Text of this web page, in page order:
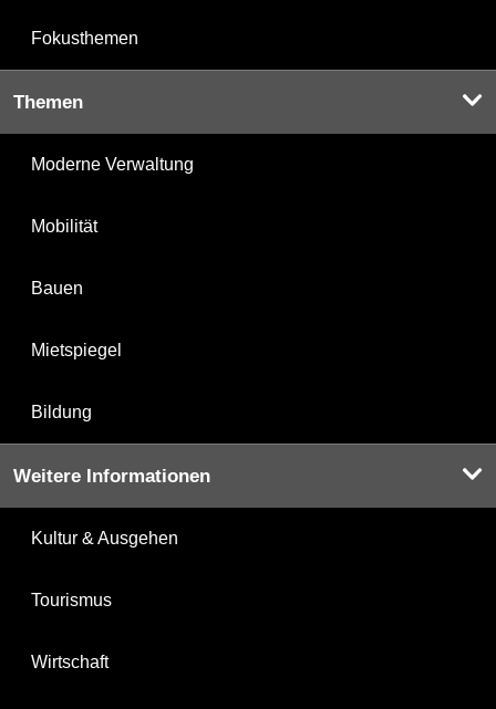
Fokusthemen
Themen
Moderne Verwaltung
Mobilität
Bauen
Mietspiegel
Bildung
Weitere Informationen
Kultur & Ausgehen
Tourismus
Wirtschaft